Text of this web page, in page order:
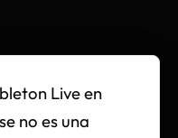
Live en
no es una